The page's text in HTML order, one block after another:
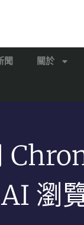
聞 關於
瀏